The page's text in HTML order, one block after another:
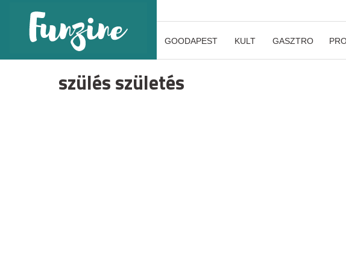
GOODAPEST KULT GASZTRO
szülés születés